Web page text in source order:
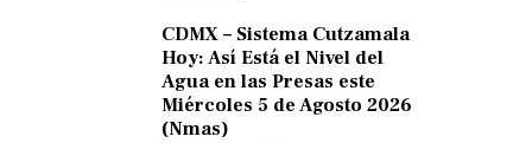
CDMX – Sistema Cutzamala
Hoy: Así Está el Nivel del
Agua en las Presas este
Miércoles 5 de Agosto 2026
(Nmas)